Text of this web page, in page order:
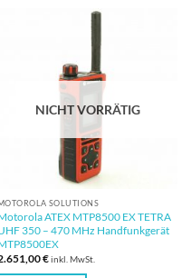
NICHT VORRÄTIG
SOLUTIONS
ATEX MTP8500 EX TETRA
350 – 470 MHz Handfunkgerät
€inkl. MwSt.